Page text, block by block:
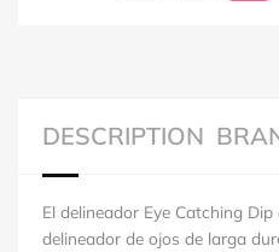
DESCRIPTION
El delineador Eye Catching
delineador de ojos de larga